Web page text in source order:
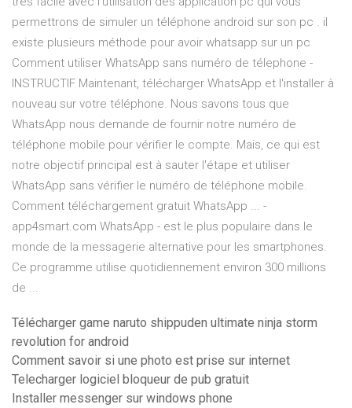
permettrons de simuler un téléphone android sur son pc . il
existe plusieurs méthode pour avoir whatsapp sur un pc
Comment utiliser WhatsApp sans numéro de télephone -
INSTRUCTIF Maintenant, télécharger WhatsApp et l'installer à
nouveau sur votre téléphone. Nous savons tous que
WhatsApp nous demande de fournir notre numéro de
téléphone mobile pour vérifier le compte. Mais, ce qui est
notre objectif principal est à sauter l'étape et utiliser
WhatsApp sans vérifier le numéro de téléphone mobile.
Comment téléchargement gratuit WhatsApp ... -
app4smart.com WhatsApp - est le plus populaire dans le
monde de la messagerie alternative pour les smartphones.
Ce programme utilise quotidiennement environ 300 millions
de ...
Télécharger game naruto shippuden ultimate ninja storm
revolution for android
Comment savoir si une photo est prise sur internet
Telecharger logiciel bloqueur de pub gratuit
Installer messenger sur windows phone